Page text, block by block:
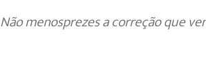
Não menosprezes a correção que